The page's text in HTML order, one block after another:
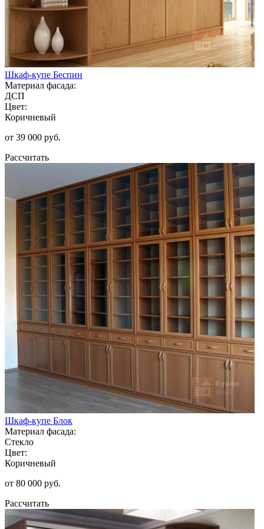
Шкаф-купе Беспин
Материал фасада:
ДСП
Цвет:
Коричневый
от 39 000 руб.
Рассчитать
Шкаф-купе Блок
Материал фасада:
Стекло
Цвет:
Коричневый
от 80 000 руб.
Рассчитать